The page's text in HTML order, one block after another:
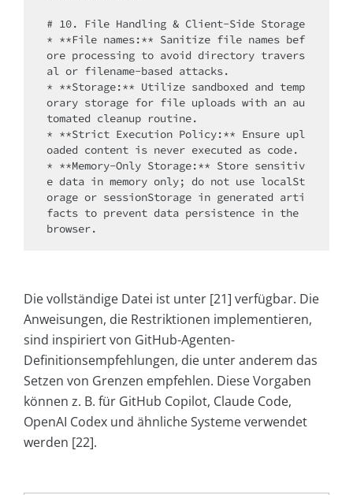
# 10. File Handling & Client-Side Storage
* **File names:** Sanitize file names bef
ore processing to avoid directory travers
al or filename-based attacks.
* **Storage:** Utilize sandboxed and temp
orary storage for file uploads with an au
tomated cleanup routine.
* **Strict Execution Policy:** Ensure upl
oaded content is never executed as code.
* **Memory-Only Storage:** Store sensitiv
e data in memory only; do not use localSt
orage or sessionStorage in generated arti
facts to prevent data persistence in the
Die vollständige Datei ist unter [21] verfügbar. Die
Anweisungen, die Restriktionen implementieren,
sind inspiriert von GitHub-Agenten-
Definitionsempfehlungen, die unter anderem das
Setzen von Grenzen empfehlen. Diese Vorgaben
können z. B. für GitHub Copilot, Claude Code,
OpenAI Codex und ähnliche Systeme verwendet
werden [22].